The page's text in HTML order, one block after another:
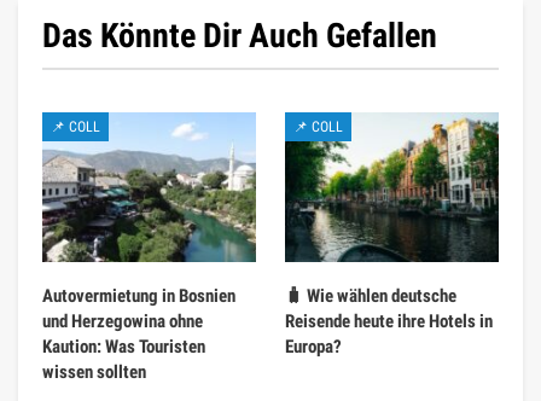
Das Könnte Dir Auch Gefallen
📌 COLL
Autovermietung in Bosnien
und Herzegowina ohne
Kaution: Was Touristen
wissen sollten
📌 COLL
🧳 Wie wählen deutsche
Reisende heute ihre Hotels in
Europa?